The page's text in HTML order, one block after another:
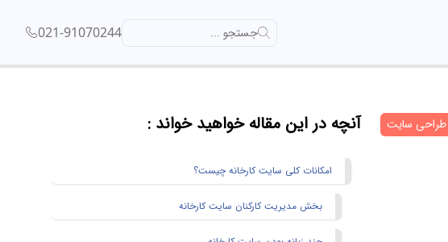
جستجو ... 021-91070244
طراحی سایت آنچه در این مقاله خواهید خواند :
امکانات کلی سایت کارخانه چیست؟
بخش مدیریت کارکنان سایت کارخانه